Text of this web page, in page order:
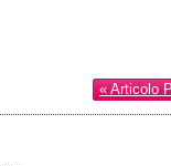
« Articolo